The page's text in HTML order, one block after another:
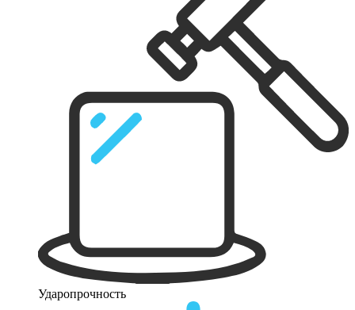
Ударопрочность